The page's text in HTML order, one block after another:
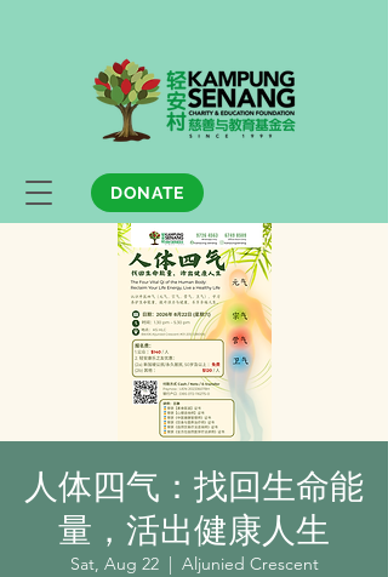
DONATE
人体四气：找回生命能
量，活出健康人生
Sat, Aug 22
  |
Aljunied Crescent